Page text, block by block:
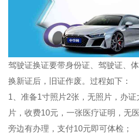
驾驶证换证要带身份证、驾驶证、
换新证后，旧证作废。过程如下：
1、准备1寸照片2张，无照片，办
片，收费10元，一张医疗证明，无
旁边有办理，支付10元即可体检；